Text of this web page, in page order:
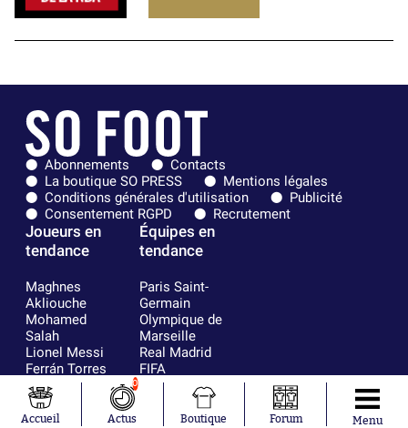
Abonnements
Contacts
La boutique SO PRESS
Mentions légales
Conditions générales d'utilisation
Publicité
Consentement RGPD
Recrutement
Joueurs en
tendance
Maghnes
Akliouche
Mohamed
Salah
Lionel Messi
Ferrán Torres
Kilian Corredor
Franco
Mastantuono
Équipes en
tendance
Paris Saint-
Germain
Olympique de
Marseille
Real Madrid
FIFA
Olympique
AS Monaco
Accueil
0
Actus Boutique Forum Menu